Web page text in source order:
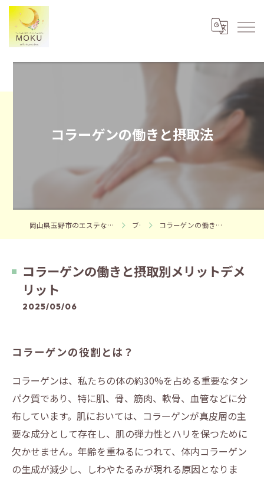
コラーゲンの働きと摂取法
岡山県玉野市のエステならフェイシャルエステサロンMOKU ブログ コラーゲンの働きと摂取別メリットデメリット
コラーゲンの働きと摂取別メリットデメ
リット
2025/05/06
コラーゲンの役割とは？
コラーゲンは、私たちの体の約30%を占める重要なタン
パク質であり、特に肌、骨、筋肉、軟骨、血管などに分
布しています。肌においては、コラーゲンが真皮層の主
要な成分として存在し、肌の弾力性とハリを保つために
欠かせません。年齢を重ねるにつれて、体内コラーゲン
の生成が減少し、しわやたるみが現れる原因となりま